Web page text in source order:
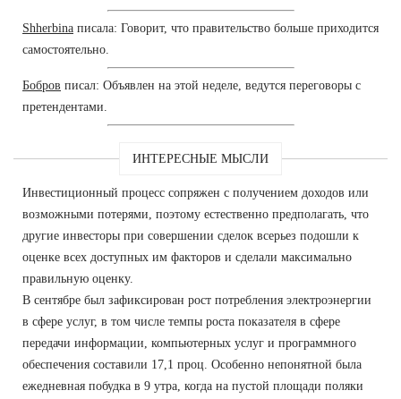
Shherbina писала: Говорит, что правительство больше приходится
самостоятельно.
Бобров писал: Объявлен на этой неделе, ведутся переговоры с
претендентами.
ИНТЕРЕСНЫЕ МЫСЛИ
Инвестиционный процесс сопряжен с получением доходов или
возможными потерями, поэтому естественно предполагать, что
другие инвесторы при совершении сделок всерьез подошли к
оценке всех доступных им факторов и сделали максимально
правильную оценку.
В сентябре был зафиксирован рост потребления электроэнергии
в сфере услуг, в том числе темпы роста показателя в сфере
передачи информации, компьютерных услуг и программного
обеспечения составили 17,1 проц. Особенно непонятной была
ежедневная побудка в 9 утра, когда на пустой площади поляки